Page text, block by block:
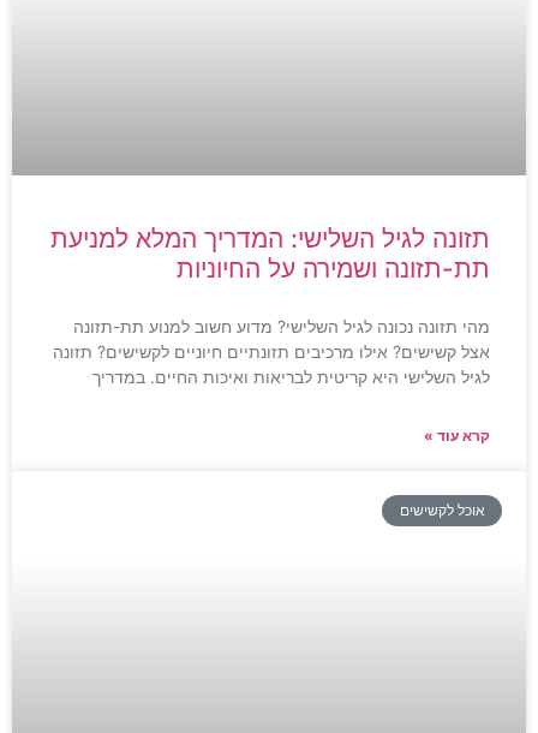
תזונה לגיל השלישי: המדריך המלא למניעת
תת-תזונה ושמירה על החיוניות
מהי תזונה נכונה לגיל השלישי? מדוע חשוב למנוע תת-תזונה
אצל קשישים? אילו מרכיבים תזונתיים חיוניים לקשישים? תזונה
לגיל השלישי היא קריטית לבריאות ואיכות החיים. במדריך
קרא עוד »
אוכל לקשישים